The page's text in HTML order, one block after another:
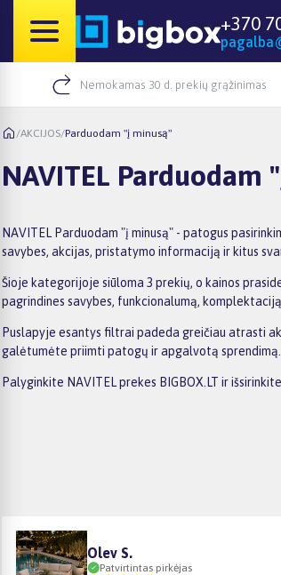
+370
Nemokamas 30 d. prekių grąžinimas
/AKCIJOS/Parduodam "į minusą"
NAVITEL Parduodam
NAVITEL Parduodam "į minusą" - patogus
savybes, akcijas, pristatymo informaciją ir kitus
Šioje kategorijoje siūloma 3 prekių, o kainos
pagrindines savybes, funkcionalumą,
Puslapyje esantys filtrai padeda greičiau atrasti
galėtumėte priimti patogų ir apgalvotą sprendimą.
Palyginkite NAVITEL prekes BIGBOX.LT ir
Olev S.
Patvirtintas pirkėjas